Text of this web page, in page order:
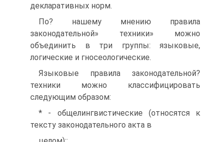
декларативных норм.
По? нашему мнению правила
законодательной» техники» можно
объединить в три группы: языковые,
логические и гносеологические.
Языковые правила законодательной?
техники можно классифицировать
следующим образом:
* - общелингвистические (относятся к
тексту законодательного акта в